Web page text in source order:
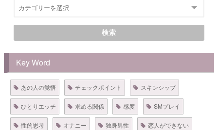
検索
Key Word
あの人の覚悟 チェックポイント スキンシップ
ひとりエッチ 求める関係 感度 SMプレイ
性的思考 オナニー 独身男性 恋人ができない